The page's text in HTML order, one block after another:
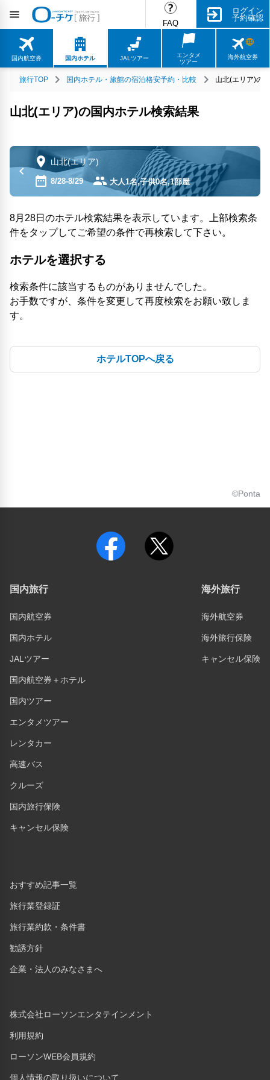
FAQ
ログイン
予約確認
国内航空券 国内ホテル JALツアー
エンタメ
ツアー
海外航空券
旅行TOP 国内ホテル・旅館の宿泊格安予約・比較 山北(エリア)の
山北(エリア)の国内ホテル検索結果
山北(エリア)
8/28-8/29 大人1名,子供0名,1部屋
8月28日のホテル検索結果を表示しています。上部検索条
件をタップしてご希望の条件で再検索して下さい。
ホテルを選択する
検索条件に該当するものがありませんでした。
お手数ですが、条件を変更して再度検索をお願い致しま
す。
ホテルTOPへ戻る
©Ponta
国内旅行
国内航空券
国内ホテル
JALツアー
国内航空券＋ホテル
国内ツアー
エンタメツアー
レンタカー
高速バス
クルーズ
国内旅行保険
キャンセル保険
おすすめ記事一覧
旅行業登録証
旅行業約款・条件書
勧誘方針
企業・法人のみなさまへ
株式会社ローソンエンタテインメント
利用規約
ローソンWEB会員規約
個人情報の取り扱いについて
海外旅行
海外航空券
海外旅行保険
キャンセル保険